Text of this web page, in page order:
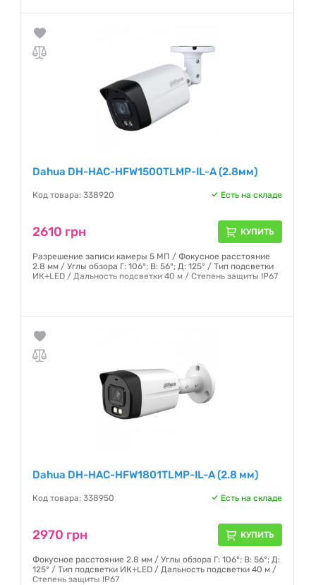
Dahua DH-HAC-HFW1500TLMP-IL-A (2.8мм)
Код товара: 338920 Есть на складе
2610 грн КУПИТЬ
Разрешение записи камеры 5 МП / Фокусное расстояние
2.8 мм / Углы обзора Г: 106°; В: 56°; Д: 125° / Тип подсветки
ИК+LED / Дальность подсветки 40 м / Степень защиты IP67
Dahua DH-HAC-HFW1801TLMP-IL-A (2.8 мм)
Код товара: 338950 Есть на складе
2970 грн КУПИТЬ
Фокусное расстояние 2.8 мм / Углы обзора Г: 106°; В: 56°; Д:
125° / Тип подсветки ИК+LED / Дальность подсветки 40 м /
Степень защиты IP67